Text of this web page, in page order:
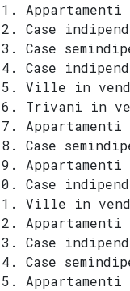
Case
Case
Case
Ville in
Trivani in
Appartamenti
Case
Appartamenti
Case
Ville in
Case
Case